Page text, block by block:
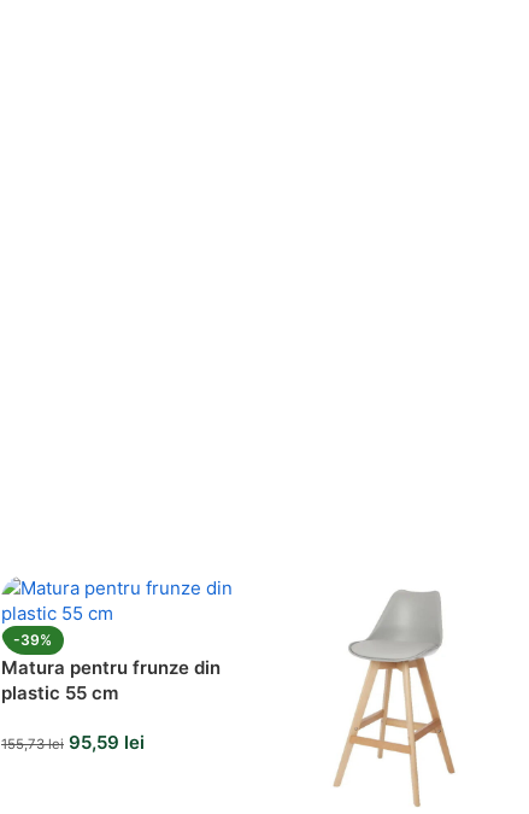
-39%
Matura pentru frunze din
plastic 55 cm
155,73lei 95,59 lei